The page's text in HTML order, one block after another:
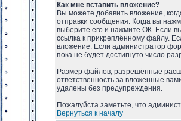
Как мне вставить вложение?
Вы можете добавить вложение,
отправки сообщения. Когда вы
выберите его и нажмите ОК. Если
ссылка к прикреплённому файлу.
вложение. Если администратор
пока не будет достигнуто число
Размер файлов, разрешённые
ответственность за вложенные
удалены без предупреждения.
Пожалуйста заметьте, что
Вернуться к началу